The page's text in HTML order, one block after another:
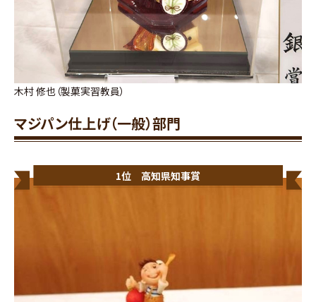
木村 修也（製菓実習教員）
マジパン仕上げ（一般）部門
1位 高知県知事賞